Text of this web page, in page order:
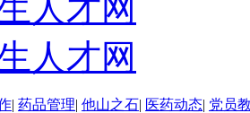
人才网
人才网
| 药品管理| 他山之石| 医药动态| 党员